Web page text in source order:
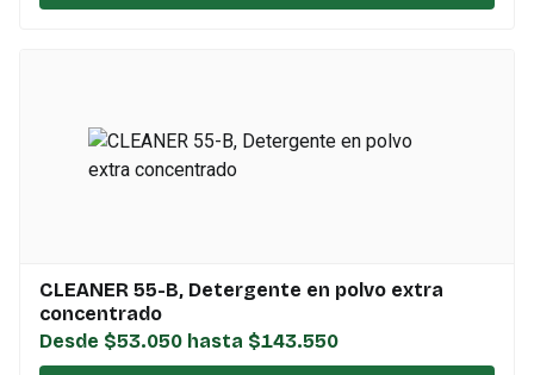
CLEANER 55-B, Detergente en polvo extra
concentrado
Desde $53.050 hasta $143.550